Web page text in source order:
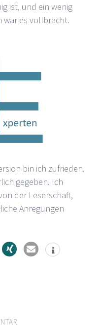
ist, und ein wenig
war es vollbracht.
bin ich zufrieden.
gegeben. Ich
der Leserschaft,
Anregungen
Save